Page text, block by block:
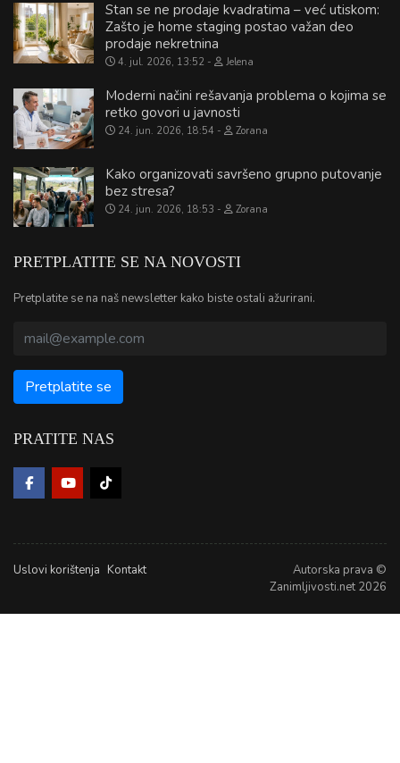
Stan se ne prodaje kvadratima – već utiskom:
Zašto je home staging postao važan deo
prodaje nekretnina
4. jul. 2026, 13:52 Jelena
Moderni načini rešavanja problema o kojima se
retko govori u javnosti
24. jun. 2026, 18:54 Zorana
Kako organizovati savršeno grupno putovanje
bez stresa?
24. jun. 2026, 18:53 Zorana
PRETPLATITE SE NA NOVOSTI
Pretplatite se na naš newsletter kako biste ostali ažurirani.
PRATITE NAS
Uslovi korištenja Kontakt
Autorska prava ©
Zanimljivosti.net 2026